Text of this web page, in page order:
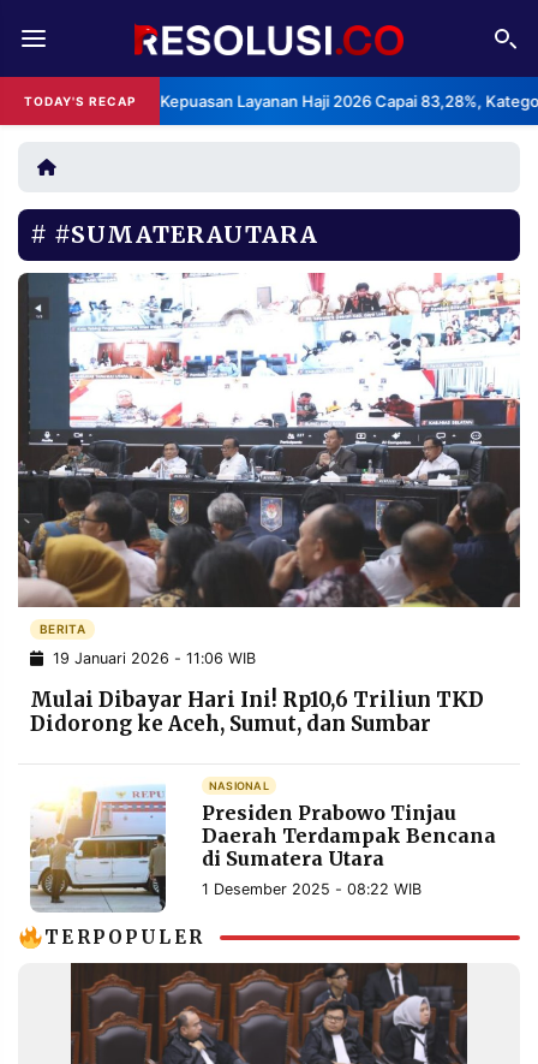
TODAY'S RECAP
BPS: Indeks Kepuasan Layanan Haji 2026 Capai 83,28%, Kategori
REDAKSI TENTANG
RESOLUSI IKLAN
RUBRIKASI
EDITORIAL AKSARA
FINANSIA PERSONA
DAERAH NASIONAL
MANCA SPORT
INFORMASI
PRIVACY
POLICY
BERITA
WARGA
INFORMASI
IKLAN
KIRIM
PENGADUAN TERM
OF
SERVICE
IKUTI
KAMI
#SUMATERAUTARA
BERITA
19 Januari 2026 - 11:06 WIB
Mulai Dibayar Hari Ini! Rp10,6 Triliun TKD
Didorong ke Aceh, Sumut, dan Sumbar
NASIONAL
Presiden Prabowo Tinjau
Daerah Terdampak Bencana
di Sumatera Utara
1 Desember 2025 - 08:22 WIB
TERPOPULER